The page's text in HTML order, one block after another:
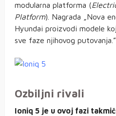
modularna platforma (
Platform). Nagrada „Nova
Hyundai proizvodi modele
sve faze njihovog putovanja.”
Ozbiljni rivali
Ioniq 5 je u ovoj fazi